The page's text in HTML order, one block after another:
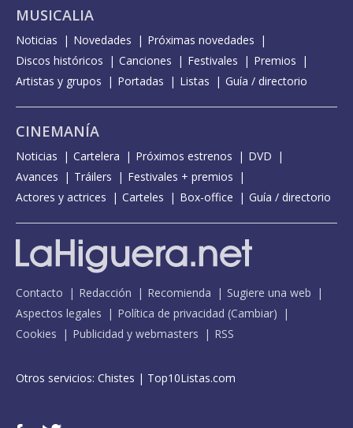
MUSICALIA
Noticias Novedades
Próximas novedades
Discos históricos
Canciones Festivales
Premios
Artistas y grupos
Portadas Listas Guía / directorio
CINEMANÍA
Noticias Cartelera Próximos estrenos
DVD
Avances
Tráilers
Festivales + premios
Actores y actrices
Carteles Box-office Guía / directorio
Contacto Redacción Recomienda
Sugiere una web
Aspectos legales
Política de privacidad (Cambiar)
Cookies
Publicidad y webmasters RSS
Otros servicios: Chistes | Top10Listas.com